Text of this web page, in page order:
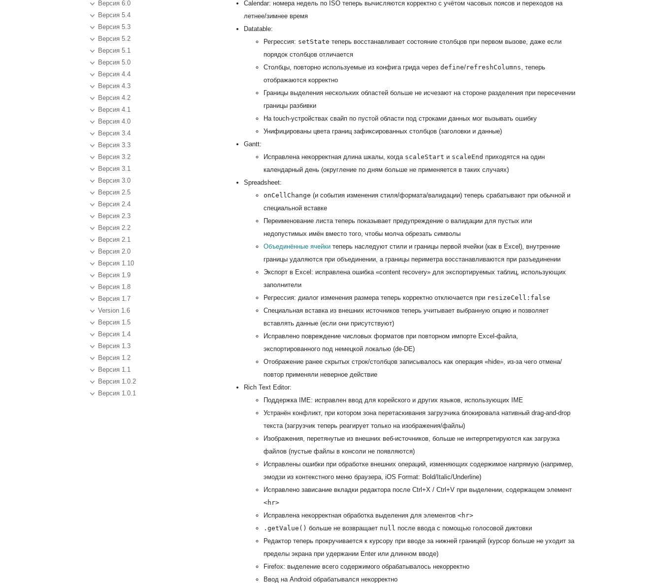
Версия 6.0
Версия 5.4
Версия 5.3
Версия 5.2
Версия 5.1
Версия 5.0
Версия 4.4
Версия 4.3
Версия 4.2
Версия 4.1
Версия 4.0
Версия 3.4
Версия 3.3
Версия 3.2
Версия 3.1
Версия 3.0
Версия 2.5
Версия 2.4
Версия 2.3
Версия 2.2
Версия 2.1
Версия 2.0
Версия 1.10
Версия 1.9
Версия 1.8
Версия 1.7
Version 1.6
Версия 1.5
Версия 1.4
Версия 1.3
Версия 1.2
Версия 1.1
Версия 1.0.2
Версия 1.0.1
Calendar: номера недель по ISO теперь вычисляются корректно с учётом часовых поясов и переходов на
летнее/зимнее время
Datatable:
Регрессия: setState теперь восстанавливает состояние столбцов при первом вызове, даже если
порядок столбцов отличается
Столбцы, повторно используемые из конфига грида через define/refreshColumns, теперь
отображаются корректно
Границы выделения нескольких областей больше не исчезают на стороне разделения при пересечении
границы разбивки
На touch-устройствах свайп по пустой области под строками данных мог вызывать ошибку
Унифицированы цвета границ зафиксированных столбцов (заголовки и данные)
Gantt:
Исправлена некорректная длина шкалы, когда scaleStart и scaleEnd приходятся на один
календарный день (округление по дням больше не применяется в таких случаях)
Spreadsheet:
onCellChange (и события изменения стиля/формата/валидации) теперь срабатывают при обычной и
специальной вставке
Переименование листа теперь показывает предупреждение о валидации для пустых или
недопустимых имён вместо того, чтобы молча обрезать символы
Объединённые ячейки теперь наследуют стили и границы первой ячейки (как в Excel), внутренние
границы удаляются при объединении, а границы периметра восстанавливаются при разъединении
Экспорт в Excel: исправлена ошибка «content recovery» для экспортируемых таблиц, использующих
заполнители
Регрессия: диалог изменения размера теперь корректно отключается при resizeCell:false
Специальная вставка из внешних источников теперь учитывает выбранную опцию и позволяет
вставлять данные (если они присутствуют)
Исправлено повреждение числовых форматов при повторном импорте Excel-файла,
экспортированного под немецкой локалью (de-DE)
Отображение ранее скрытых строк/столбцов записывалось как операция «hide», из-за чего отмена/
повтор применяли неверное действие
Rich Text Editor:
Поддержка IME: исправлен ввод для корейского и других языков, использующих IME
Устранён конфликт, при котором зона перетаскивания загрузчика блокировала нативный drag-and-drop
текста (загрузчик теперь реагирует только на изображения/файлы)
Изображения, перетянутые из внешних веб-источников, больше не интерпретируются как загрузка
файлов (пустые файлы в консоли не появляются)
Исправлены ошибки при обработке внешних операций, изменяющих содержимое напрямую (например,
эмодзи из контекстного меню браузера, iOS Format: Bold/Italic/Underline)
Исправлено зависание вкладки редактора после Ctrl+X / Ctrl+V при выделении, содержащем элемент
<hr>
Исправлена некорректная обработка выделения для элементов <hr>
.getValue() больше не возвращает null после ввода с помощью голосовой диктовки
Редактор теперь прокручивается к курсору при вводе за нижней границей (курсор больше не уходит за
пределы экрана при удержании Enter или длинном вводе)
Firefox: выделение всего содержимого обрабатывалось некорректно
Ввод на Android обрабатывался некорректно